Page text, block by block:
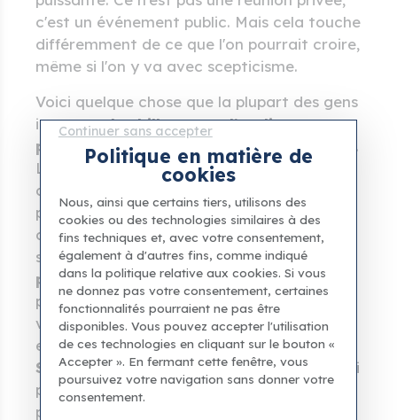
c'est un événement public. Mais cela touche
différemment de ce que l'on pourrait croire,
même si l'on y va avec scepticisme.
Voici quelque chose que la plupart des gens
ignorent :les billets pour l’audience
papalesont gratuits. Entièrement gratuits.
Le casse-tête, c’est tout le reste :
comprendre comment les demander, se
présenter à l’aube pour obtenir une place
correcte, survivre aux files d’attente de
sécurité. Une visite guidée de l’audience
papale règle tous ces détails logistiques
pour vous : places réservées, un guide qui
vous explique ce qui se passe et pourquoi,
et généralement une visite de la basilique
Saint-Pierrejuste après. Vous profitez ainsi
pleinement de votre matinée au lieu de la
passer à vous battre contre la foule.
Continuer sans accepter
Politique en matière de
cookies
Nous, ainsi que certains tiers, utilisons des
cookies ou des technologies similaires à des
fins techniques et, avec votre consentement,
également à d'autres fins, comme indiqué
dans la politique relative aux cookies. Si vous
ne donnez pas votre consentement, certaines
fonctionnalités pourraient ne pas être
disponibles. Vous pouvez accepter l'utilisation
de ces technologies en cliquant sur le bouton «
Accepter ». En fermant cette fenêtre, vous
poursuivez votre navigation sans donner votre
consentement.